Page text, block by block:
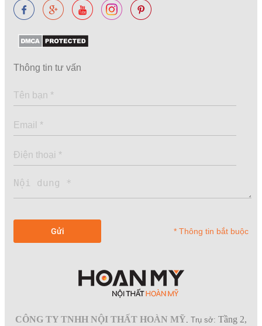
Thông tin tư vấn
* Thông tin bắt buộc
CÔNG TY TNHH NỘI THẤT HOÀN MỸ. Trụ sở: Tầng 2,